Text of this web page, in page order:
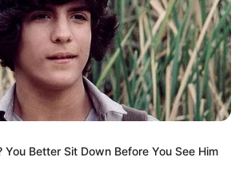
You Better Sit Down Before You See Him